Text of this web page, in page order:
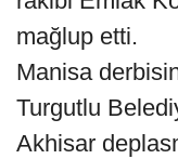
mağlup etti.
Manisa
Turgutlu
Akhisar